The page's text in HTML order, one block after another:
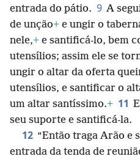
entrada do pátio. 9 A
de unção+ e ungir o
nele,+ e santificá-lo, bem
utensílios; assim ele se
ungir o altar da oferta
utensílios, e santificar o
um altar santíssimo.+ 11
seu suporte e santificá-la.
12 “Então traga Arão e
entrada da tenda de